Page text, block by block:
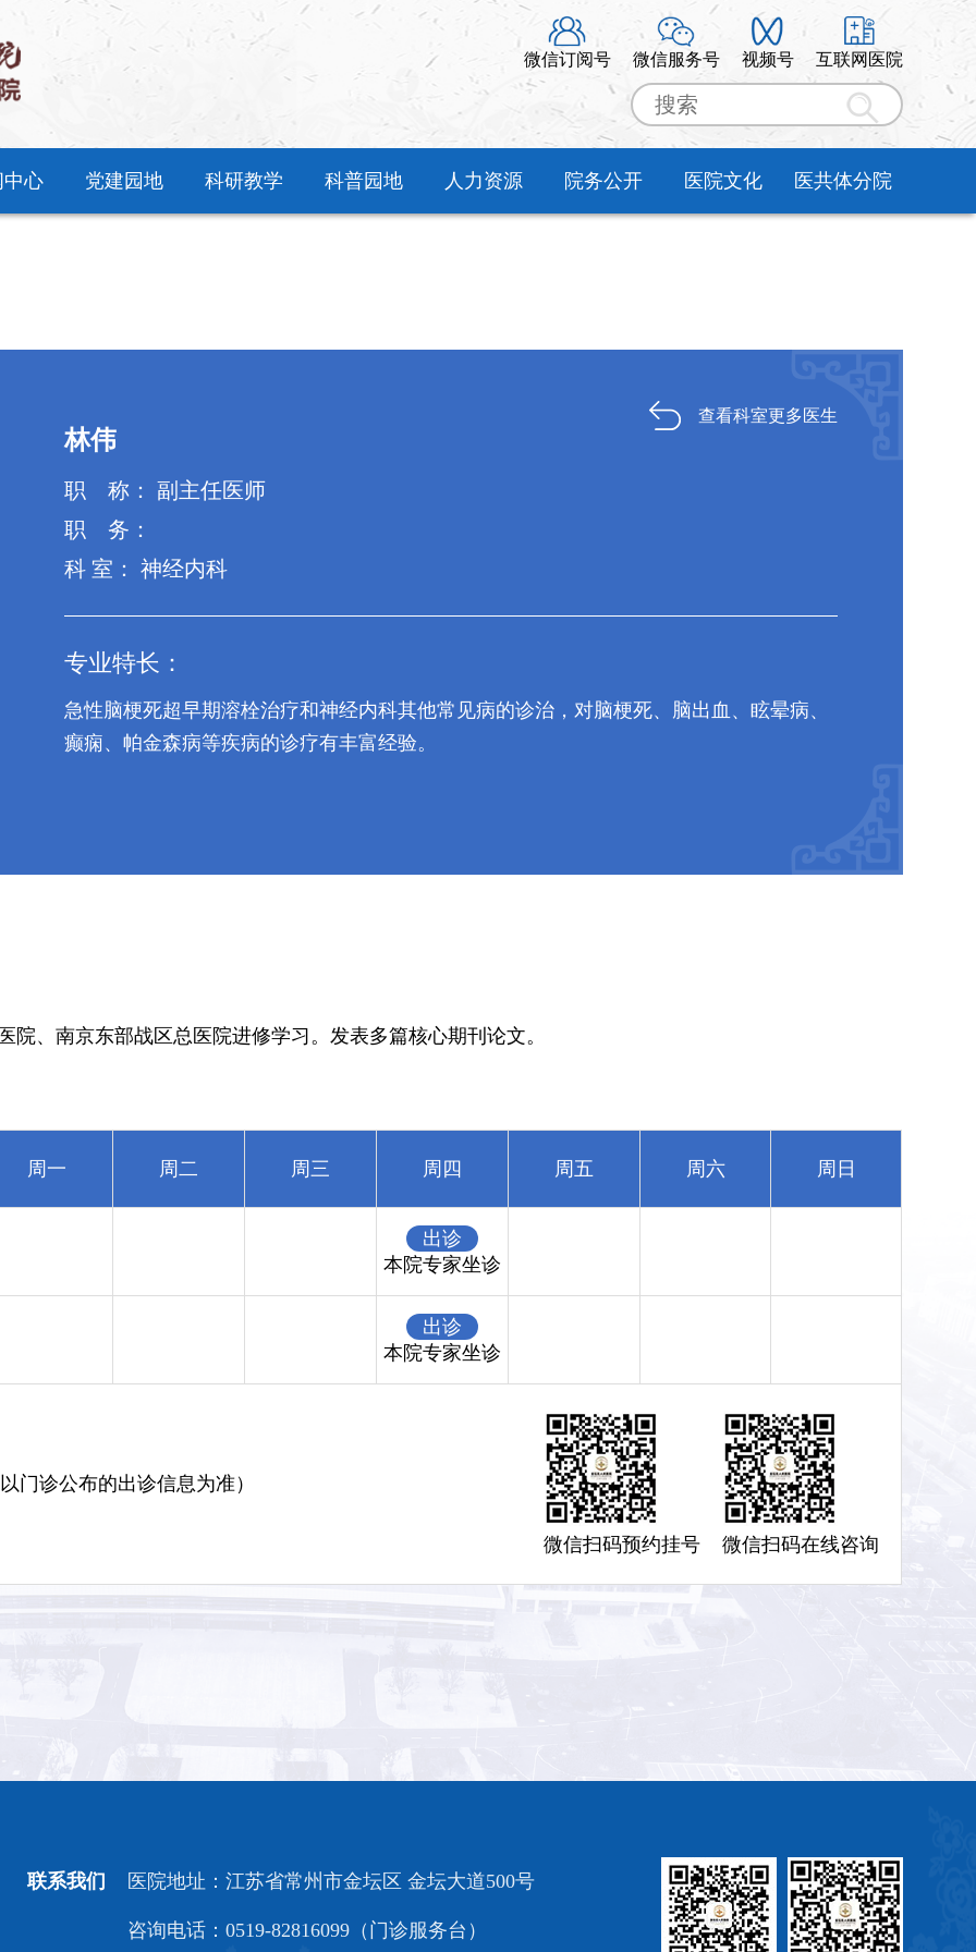
微信订阅号 微信服务号 视频号 互联网医院
心 党建园地 科研教学 科普园地 人力资源 院务公开 医院文化 医共体分院
查看科室更多医生
林伟
职 称： 副主任医师
职 务：
科 室： 神经内科
专业特长：
急性脑梗死超早期溶栓治疗和神经内科其他常见病的诊治，对脑梗死、脑出血、眩晕病、
癫痫、帕金森病等疾病的诊疗有丰富经验。
、南京东部战区总医院进修学习。发表多篇核心期刊论文。
周一 周二 周三 周四 周五 周六 周日
出诊
本院专家坐诊
出诊
本院专家坐诊
门诊公布的出诊信息为准）
微信扫码预约挂号 微信扫码在线咨询
联系我们 医院地址：江苏省常州市金坛区 金坛大道500号
咨询电话：0519-82816099（门诊服务台）